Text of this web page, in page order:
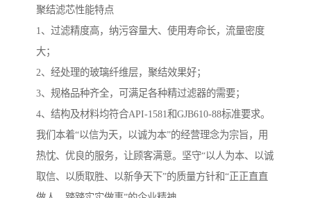
聚结滤芯性能特点
1、过滤精度高，纳污容量大、使用寿命长，流量密度
大；
2、经处理的玻璃纤维层，聚结效果好；
3、规格品种齐全，可满足各种精过滤器的需要；
4、结构及材料均符合API-1581和GJB610-88标准要求。
我们本着“以信为天，以诚为本”的经营理念为宗旨，用
热忱、优良的服务，让顾客满意。坚守“以人为本、以诚
取信、以质取胜、以新争天下”的质量方针和“正正直直